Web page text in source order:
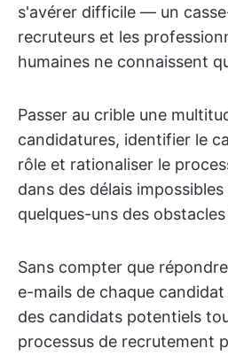
s'avérer difficile — un
recruteurs et les
humaines ne connaissent
Passer au crible une
candidatures, identifier le
rôle et rationaliser le
dans des délais
quelques-uns des
Sans compter que
e-mails de chaque
des candidats potentiels
processus de recrutement